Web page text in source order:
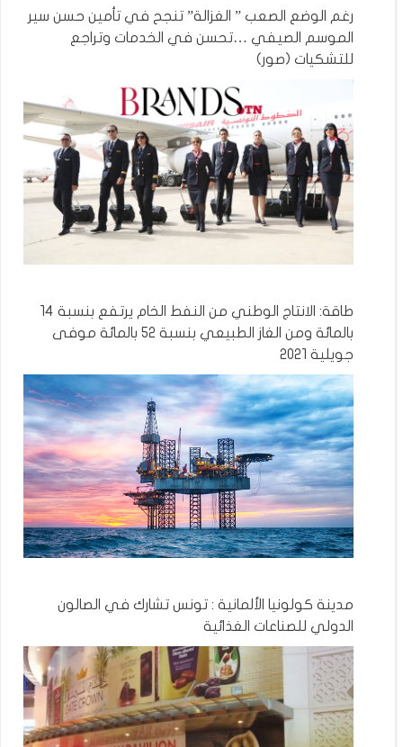
رغم الوضع الصعب ” الغزالة” تنجح في تأمين حسن سير
الموسم الصيفي …تحسن في الخدمات وتراجع
للتشكيات (صور)
طاقة: الانتاج الوطني من النفط الخام يرتفع بنسبة 14
بالمائة ومن الغاز الطبيعي بنسبة 52 بالمائة موفى
جويلية 2021
مدينة كولونيا الألمانية : تونس تشارك في الصالون
الدولي للصناعات الغذائية